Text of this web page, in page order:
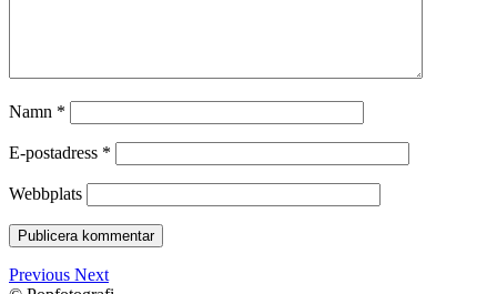
Namn *
E-postadress *
Webbplats
Previous Next